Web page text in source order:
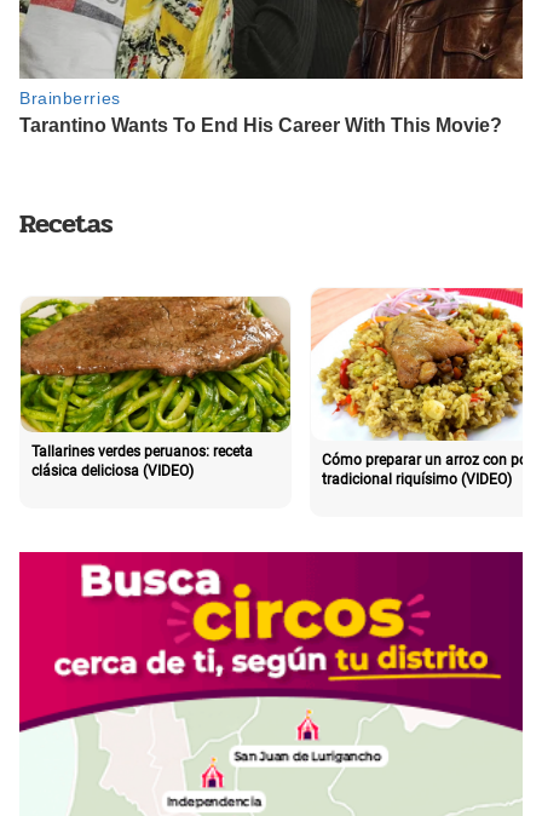
Recetas
Tallarines verdes peruanos: receta
clásica deliciosa (VIDEO)
Cómo preparar un arroz con pollo
tradicional riquísimo (VIDEO)